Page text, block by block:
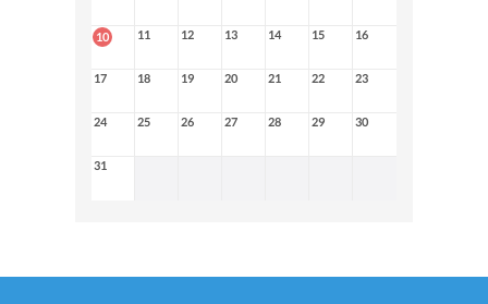
10 11 12 13 14 15 16
17 18 19 20 21 22 23
24 25 26 27 28 29 30
31